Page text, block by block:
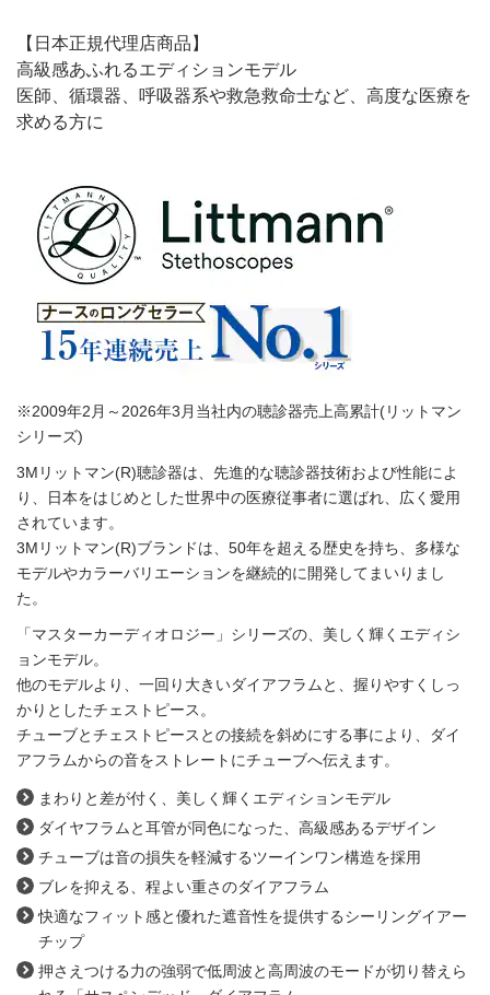
【日本正規代理店商品】
高級感あふれるエディションモデル
医師、循環器、呼吸器系や救急救命士など、高度な医療を
求める方に
※2009年2月～2026年3月当社内の聴診器売上高累計(リットマン
シリーズ)
3Mリットマン(R)聴診器は、先進的な聴診器技術および性能によ
り、日本をはじめとした世界中の医療従事者に選ばれ、広く愛用
されています。
3Mリットマン(R)ブランドは、50年を超える歴史を持ち、多様な
モデルやカラーバリエーションを継続的に開発してまいりまし
た。
「マスターカーディオロジー」シリーズの、美しく輝くエディシ
ョンモデル。
他のモデルより、一回り大きいダイアフラムと、握りやすくしっ
かりとしたチェストピース。
チューブとチェストピースとの接続を斜めにする事により、ダイ
アフラムからの音をストレートにチューブへ伝えます。
まわりと差が付く、美しく輝くエディションモデル
ダイヤフラムと耳管が同色になった、高級感あるデザイン
チューブは音の損失を軽減するツーインワン構造を採用
ブレを抑える、程よい重さのダイアフラム
快適なフィット感と優れた遮音性を提供するシーリングイアー
チップ
押さえつける力の強弱で低周波と高周波のモードが切り替えら